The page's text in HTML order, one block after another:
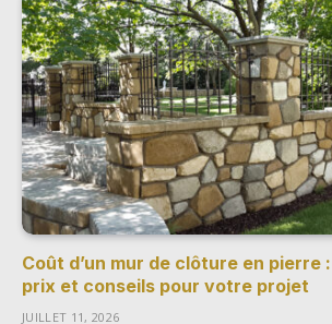
Coût d’un mur de clôture en pierre
prix et conseils pour votre projet
JUILLET 11, 2026